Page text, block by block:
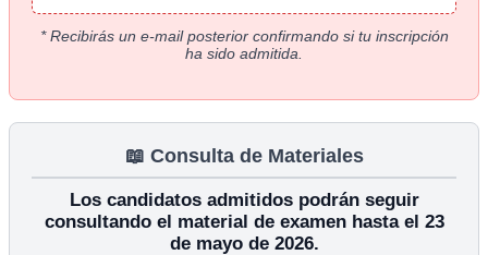
* Recibirás un e-mail posterior confirmando si tu inscripción
ha sido admitida.
📖 Consulta de Materiales
Los candidatos admitidos podrán seguir
consultando el material de examen hasta el 23
de mayo de 2026.